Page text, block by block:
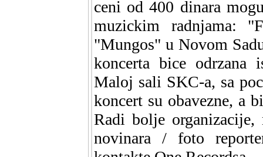
ceni od 400 dinara
muzickim radnjama:
"Mungos" u Novom
koncerta bice odrzana
Maloj sali SKC-a, sa
koncert su obavezne, a
Radi bolje organizacije,
novinara / foto